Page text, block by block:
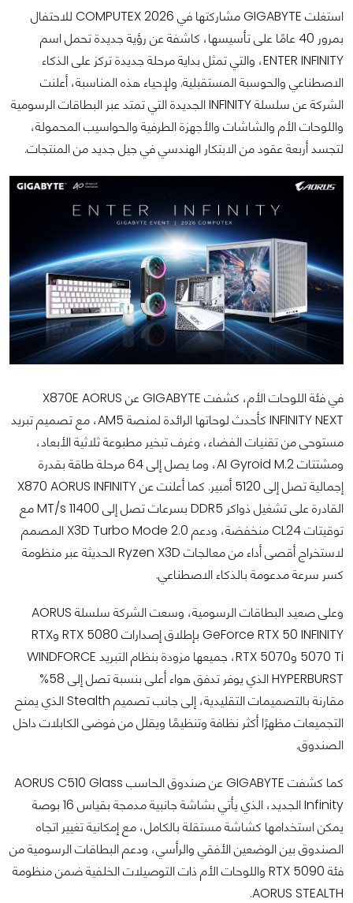
استغلت GIGABYTE مشاركتها في COMPUTEX 2026 للاحتفال
بمرور 40 عامًا على تأسيسها، كاشفة عن رؤية جديدة تحمل اسم
ENTER INFINITY، والتي تمثل بداية مرحلة جديدة تركز على الذكاء
الاصطناعي والحوسبة المستقبلية. ولإحياء هذه المناسبة، أعلنت
الشركة عن سلسلة INFINITY الجديدة التي تمتد عبر البطاقات الرسومية
واللوحات الأم والشاشات والأجهزة الطرفية والحواسيب المحمولة،
لتجسد أربعة عقود من الابتكار الهندسي في جيل جديد من المنتجات.
في فئة اللوحات الأم، كشفت GIGABYTE عن X870E AORUS
INFINITY NEXT كأحدث لوحاتها الرائدة لمنصة AM5، مع تصميم تبريد
مستوحى من تقنيات الفضاء، وغرف تبخير مطبوعة ثلاثية الأبعاد،
ومشتتات AI Gyroid M.2، وما يصل إلى 64 مرحلة طاقة بقدرة
إجمالية تصل إلى 5120 أمبير. كما أعلنت عن X870 AORUS INFINITY
القادرة على تشغيل ذواكر DDR5 بسرعات تصل إلى 11400 MT/s مع
توقيتات CL24 منخفضة، ودعم X3D Turbo Mode 2.0 المصمم
لاستخراج أقصى أداء من معالجات Ryzen X3D الحديثة عبر منظومة
كسر سرعة مدعومة بالذكاء الاصطناعي.
وعلى صعيد البطاقات الرسومية، وسعت الشركة سلسلة AORUS
GeForce RTX 50 INFINITY بإطلاق إصدارات RTX 5080 وRTX
5070 Ti وRTX 5070، جميعها مزودة بنظام التبريد WINDFORCE
HYPERBURST الذي يوفر تدفق هواء أعلى بنسبة تصل إلى 58%
مقارنة بالتصميمات التقليدية، إلى جانب تصميم Stealth الذي يمنح
التجميعات مظهرًا أكثر نظافة وتنظيمًا ويقلل من فوضى الكابلات داخل
الصندوق.
كما كشفت GIGABYTE عن صندوق الحاسب AORUS C510 Glass
Infinity الجديد، الذي يأتي بشاشة جانبية مدمجة بقياس 16 بوصة
يمكن استخدامها كشاشة مستقلة بالكامل، مع إمكانية تغيير اتجاه
الصندوق بين الوضعين الأفقي والرأسي، ودعم البطاقات الرسومية من
فئة RTX 5090 واللوحات الأم ذات التوصيلات الخلفية ضمن منظومة
AORUS STEALTH.